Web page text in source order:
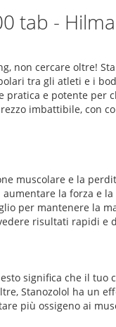
tab -
non cercare oltre!
tra gli atleti e i
pratica e potente per
imbattibile, con
muscolare e la
la forza e la
per mantenere la
risultati rapidi e
significa che il tuo
Stanozolol ha un
più ossigeno ai